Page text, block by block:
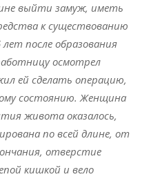
выйти замуж, иметь
к существованию
после образования
осмотрел
ей сделать операцию,
состоянию. Женщина
живота оказалось,
по всей длине, от
отверстие
кишкой и вело